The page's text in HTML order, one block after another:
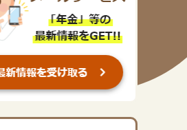
#タグ「5選」